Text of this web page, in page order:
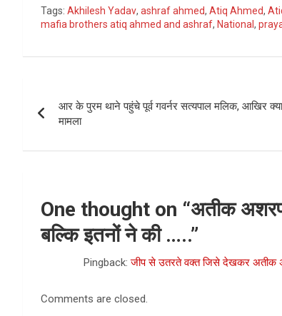
Tags: Akhilesh Yadav, ashraf ahmed, Atiq Ahmed,
mafia brothers atiq ahmed and ashraf, National ,
navigation
आर के पुरम थाने पहुंचे पूर्व गवर्नर सत्यपाल मलिक, आखिर
मामला
One thought on “अतीक अशरफ
बल्कि इतनों ने की …..”
Pingback:जीप से उतरते वक्त जिसे देखकर अतीक
Comments are closed.